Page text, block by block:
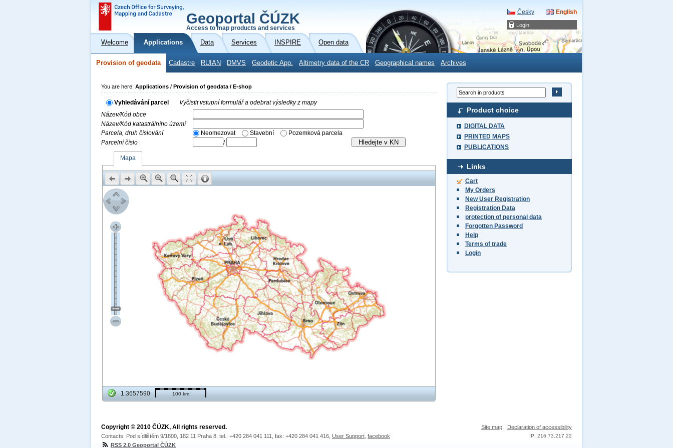
Login
Geoportal ČÚZK
Access to map products and services
Česky English
Welcome Applications Data Services INSPIRE Open data
Provision of geodata Cadastre RUIAN DMVS Geodetic App. Altimetry data of the CR Geographical names Archives
Product choice
DIGITAL DATA
PRINTED MAPS
PUBLICATIONS
Links
Cart
My Orders
New User Registration
Registration Data
protection of personal data
Forgotten Password
Help
Terms of trade
Login
You are here: Applications / Provision of geodata / E-shop
Vyhledávání parcel
Vyčistit vstupní formulář a odebrat výsledky z mapy
Název/Kód obce
Název/Kód katastrálního území
Parcela, druh číslování
Neomezovat Stavební
Pozemková parcela
Parcelní číslo
/
Mapa
1:3657590 100 km
Site map Declaration of accessibility
IP: 216.73.217.22
Copyright © 2010 ČÚZK, All rights reserved.
Contacts: Pod sídlištěm 9/1800, 182 11 Praha 8, tel.: +420 284 041 111, fax: +420 284 041 416, User Support facebook
RSS 2.0 Geoportal ČÚZK